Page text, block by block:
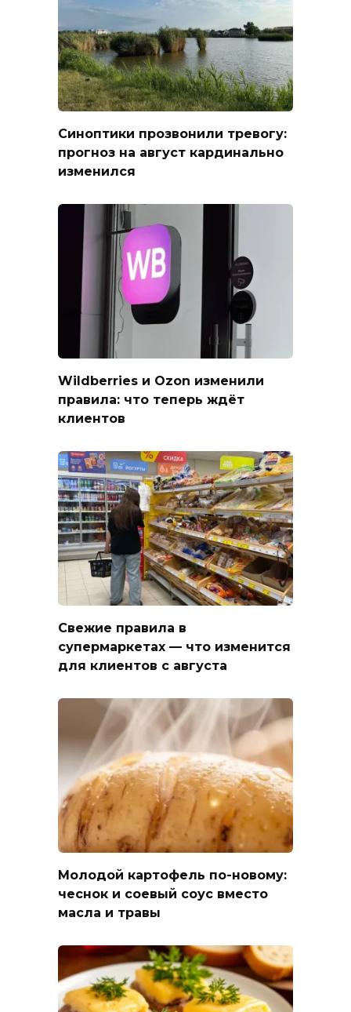
Синоптики прозвонили тревогу:
прогноз на август кардинально
изменился
Wildberries и Ozon изменили
правила: что теперь ждёт
клиентов
Свежие правила в
супермаркетах — что изменится
для клиентов с августа
Молодой картофель по-новому:
чеснок и соевый соус вместо
масла и травы